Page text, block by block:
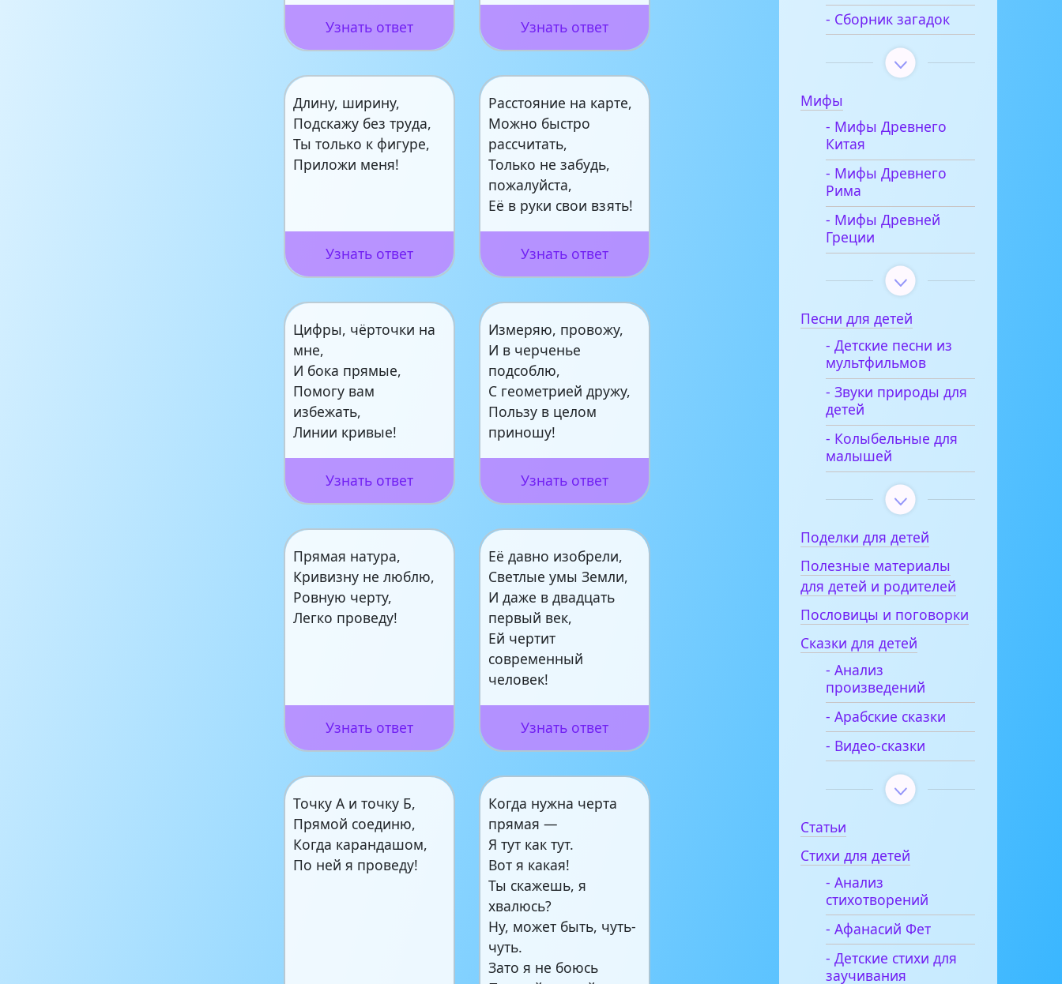
Узнать ответ Узнать ответ
Длину, ширину,
Подскажу без труда,
Ты только к фигуре,
Приложи меня!
Узнать ответ
Расстояние на карте,
Можно быстро
рассчитать,
Только не забудь,
пожалуйста,
Её в руки свои взять!
Узнать ответ
Цифры, чёрточки на
мне,
И бока прямые,
Помогу вам
избежать,
Линии кривые!
Узнать ответ
Измеряю, провожу,
И в черченье
подсоблю,
С геометрией дружу,
Пользу в целом
приношу!
Узнать ответ
Прямая натура,
Кривизну не люблю,
Ровную черту,
Легко проведу!
Узнать ответ
Её давно изобрели,
Светлые умы Земли,
И даже в двадцать
первый век,
Ей чертит
современный
человек!
Узнать ответ
Точку А и точку Б,
Прямой соединю,
Когда карандашом,
По ней я проведу!
Когда нужна черта
прямая —
Я тут как тут.
Вот я какая!
Ты скажешь, я
хвалюсь?
Ну, может быть, чуть-
чуть.
Зато я не боюсь
- Сборник загадок
Мифы
- Мифы Древнего
Китая
- Мифы Древнего
Рима
- Мифы Древней
Греции
Песни для детей
- Детские песни из
мультфильмов
- Звуки природы для
детей
- Колыбельные для
малышей
Поделки для детей
Полезные материалы
для детей и родителей
Пословицы и поговорки
Сказки для детей
- Анализ
произведений
- Арабские сказки
- Видео-сказки
Статьи
Стихи для детей
- Анализ
стихотворений
- Афанасий Фет
- Детские стихи для
заучивания